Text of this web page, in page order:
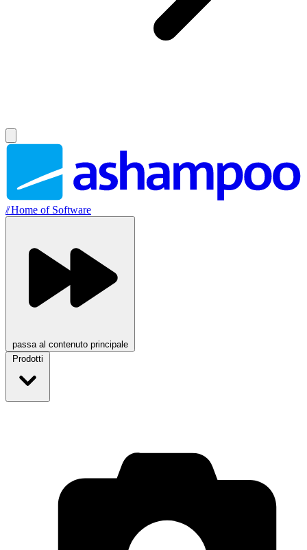
//Home of Software
passa al contenuto principale
Prodotti